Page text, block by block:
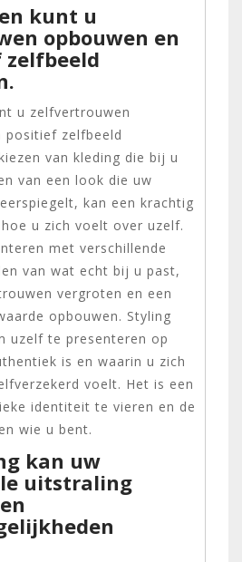
kunt u
opbouwen en
zelfbeeld
u zelfvertrouwen
positief zelfbeeld
van kleding die bij u
van een look die uw
kan een krachtig
u zich voelt over uzelf.
met verschillende
van wat echt bij u past,
vergroten en een
opbouwen. Styling
uzelf te presenteren op
is en waarin u zich
voelt. Het is een
identiteit te vieren en de
wie u bent.
kan uw
uitstraling